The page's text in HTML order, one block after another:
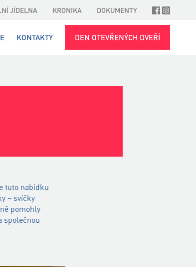
JÍDELNA KRONIKA DOKUMENTY
KONTAKTY DEN OTEVŘENÝCH DVEŘÍ
tuto nabídku
– svíčky
pomohly
společnou